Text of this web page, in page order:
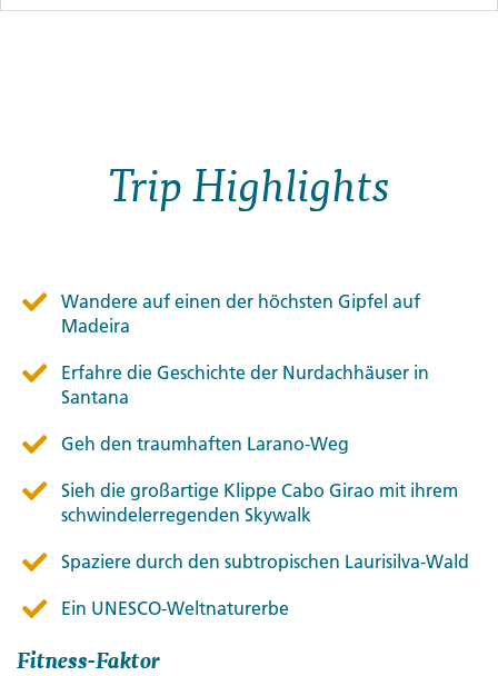
Trip Highlights
Wandere auf einen der höchsten Gipfel auf
Madeira
Erfahre die Geschichte der Nurdachhäuser in
Santana
Geh den traumhaften Larano-Weg
Sieh die großartige Klippe Cabo Girao mit ihrem
schwindelerregenden Skywalk
Spaziere durch den subtropischen Laurisilva-Wald
Ein UNESCO-Weltnaturerbe
Fitness-Faktor